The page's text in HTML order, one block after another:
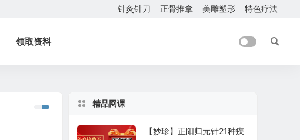
针灸针刀 正骨推拿 美雕塑形 特色疗法
领取资料
精品网课
【妙珍】正阳归元针21种疾